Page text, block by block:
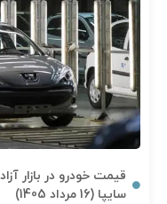
قیمت خودرو در بازار
سایپا (16 مرداد 1405)